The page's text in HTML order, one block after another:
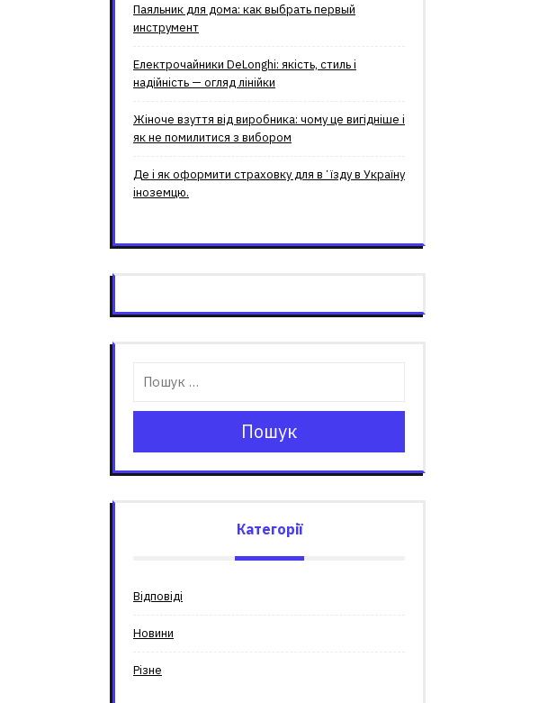
Паяльник для дома: как выбрать первый
инструмент
Електрочайники DeLonghi: якість, стиль і
надійність — огляд лінійки
Жіноче взуття від виробника: чому це вигідніше і
як не помилитися з вибором
Де і як оформити страховку для вʼїзду в Україну
іноземцю.
Пошук
Категорії
Відповіді
Новини
Різне